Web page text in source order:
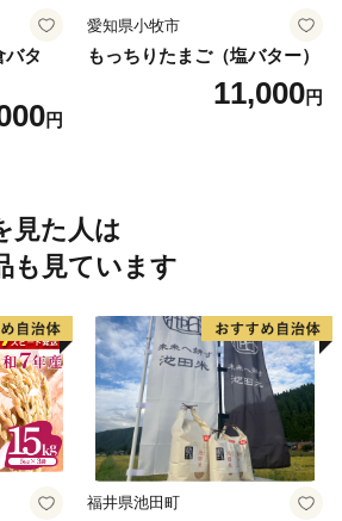
バタ
円
愛知県小牧市
もっちりたまご（塩バター）
11,000円
見た人は
も見ています
福井県池田町